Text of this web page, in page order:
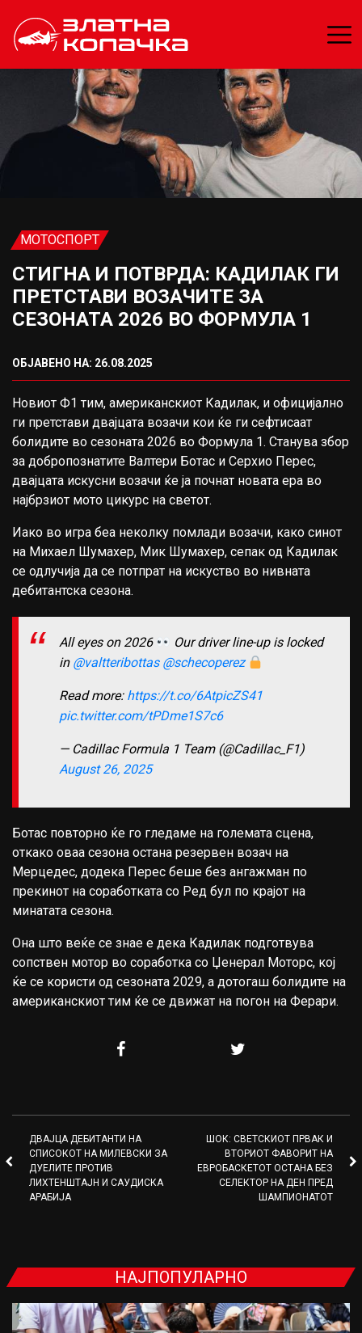
МОТОСПОРТ
СТИГНА И ПОТВРДА: КАДИЛАК ГИ
ПРЕТСТАВИ ВОЗАЧИТЕ ЗА
СЕЗОНАТА 2026 ВО ФОРМУЛА 1
ОБЈАВЕНО НА: 26.08.2025
Новиот Ф1 тим, американскиот Кадилак, и официјално
ги претстави двајцата возачи кои ќе ги сефтисаат
болидите во сезоната 2026 во Формула 1. Станува збор
за добропознатите Валтери Ботас и Серхио Перес,
двајцата искусни возачи ќе ја почнат новата ера во
најбрзиот мото цикурс на светот.
Иако во игра беа неколку помлади возачи, како синот
на Михаел Шумахер, Мик Шумахер, сепак од Кадилак
се одлучија да се потпрат на искуство во нивната
дебитантска сезона.
All eyes on 2026
Our driver line-up is locked
in @valtteribottas @schecoperez
Read more: https://t.co/6AtpicZS41
pic.twitter.com/tPDme1S7c6
— Cadillac Formula 1 Team (@Cadillac_F1)
August 26, 2025
Ботас повторно ќе го гледаме на големата сцена,
откако оваа сезона остана резервен возач на
Мерцедес, додека Перес беше без ангажман по
прекинот на соработката со Ред бул по крајот на
минатата сезона.
Она што веќе се знае е дека Кадилак подготвува
сопствен мотор во соработка со Џенерал Моторс, кој
ќе се користи од сезоната 2029, а дотогаш болидите на
американскиот тим ќе се движат на погон на Ферари.
ДВАЈЦА ДЕБИТАНТИ НА
СПИСОКОТ НА МИЛЕВСКИ ЗА
ДУЕЛИТЕ ПРОТИВ
ЛИХТЕНШТАЈН И САУДИСКА
АРАБИЈА
ШОК: СВЕТСКИОТ ПРВАК И
ВТОРИОТ ФАВОРИТ НА
ЕВРОБАСКЕТОТ ОСТАНА БЕЗ
СЕЛЕКТОР НА ДЕН ПРЕД
ШАМПИОНАТОТ
НАЈПОПУЛАРНО